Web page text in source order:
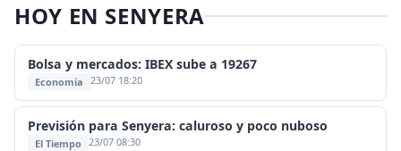
HOY EN SENYERA
Bolsa y mercados: IBEX sube a 19267
Economía 23/07 18:20
Previsión para Senyera: caluroso y poco nuboso
El Tiempo 23/07 08:30